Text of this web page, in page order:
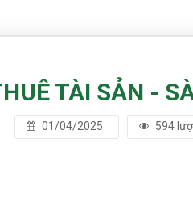
TÀI SẢN -
01/04/2025 594